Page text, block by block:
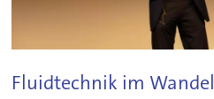
Fluidtechnik im Wandel